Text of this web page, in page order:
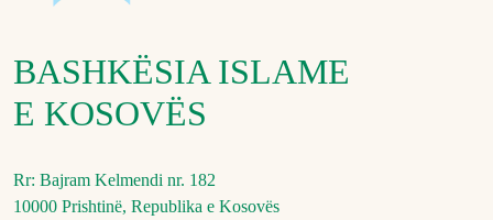
BASHKËSIA ISLAME
E KOSOVËS
Rr: Bajram Kelmendi nr. 182
10000 Prishtinë, Republika e Kosovës